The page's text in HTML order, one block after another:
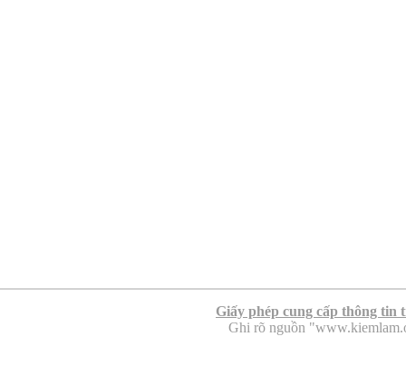
Giấy phép cung cấp thông tin
Ghi rõ nguồn